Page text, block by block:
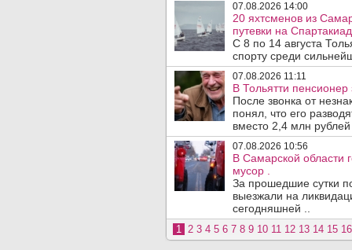
07.08.2026 14:00
20 яхтсменов из
путевки на
С 8 по 14 августа
спорту среди
07.08.2026 11:11
В Тольятти
После звонка от
понял, что его
вместо 2,4 млн
07.08.2026 10:56
В Самарской области
мусор .
За прошедшие сутки
выезжали на
сегодняшней ..
1 2 3 4 5 6 7 8 9 10 11 12 13 14 15 16